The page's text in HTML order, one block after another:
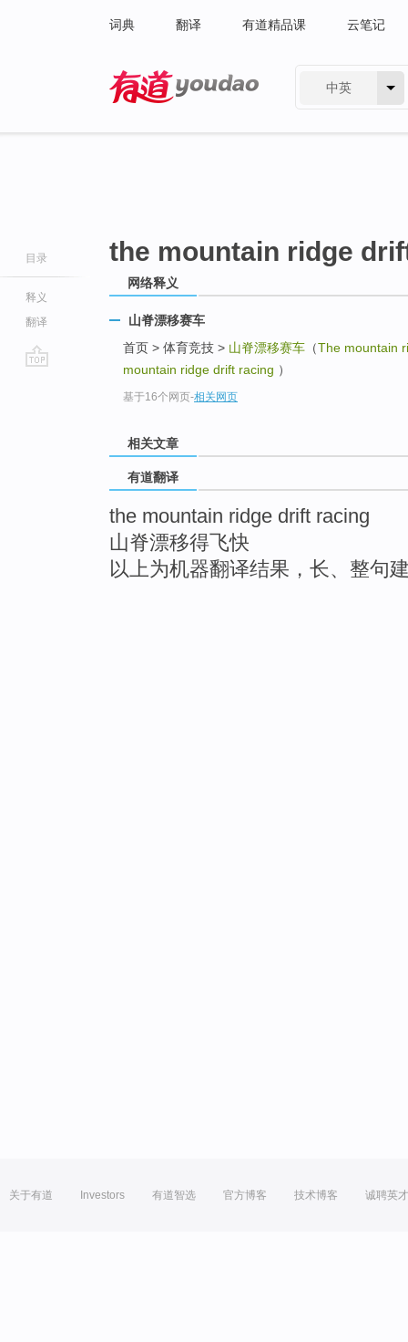
词典 翻译 有道精品课 云笔记
中英
目录
释义
翻译
the mountain ridge
网络释义
山脊漂移赛车
首页 > 体育竞技 > 山脊漂移赛车 （The mountain
mountain ridge drift racing ）
基于16个网页-相关网页
相关文章
有道翻译
the mountain ridge drift racing
山脊漂移得飞快
以上为机器翻译结果，长、整句
关于有道 Investors 有道智选 官方博客 技术博客 诚聘英才